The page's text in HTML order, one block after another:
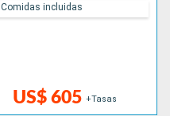
US$ 605 +Tasas
Comidas incluidas